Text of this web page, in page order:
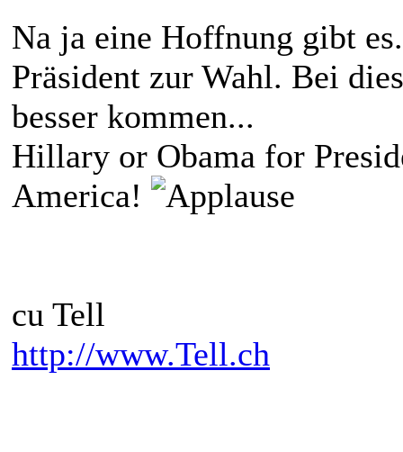
Na ja eine Hoffnung gibt
Präsident zur Wahl. Bei
besser kommen...
Hillary or Obama for
America!
cu Tell
http://www.Tell.ch